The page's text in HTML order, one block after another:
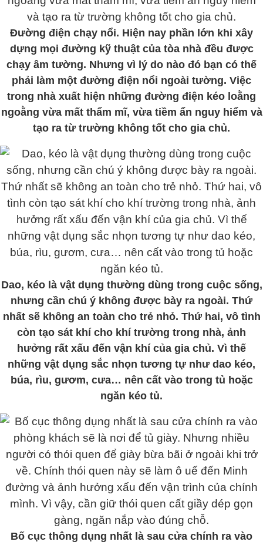
Đường điện chạy nổi. Hiện nay phần lớn khi xây
dựng mọi đường kỹ thuật của tòa nhà đều được
chạy âm tường. Nhưng vì lý do nào đó bạn có thế
phải làm một đường điện nổi ngoài tường. Việc
trong nhà xuất hiện những đường điện kéo loằng
ngoằng vừa mất thẩm mĩ, vừa tiềm ẩn nguy hiểm và
tạo ra từ trường không tốt cho gia chủ.
Dao, kéo là vật dụng thường dùng trong cuộc sống,
nhưng cần chú ý không được bày ra ngoài. Thứ
nhất sẽ không an toàn cho trẻ nhỏ. Thứ hai, vô tình
còn tạo sát khí cho khí trường trong nhà, ảnh
hưởng rất xấu đến vận khí của gia chủ. Vì thế
những vật dụng sắc nhọn tương tự như dao kéo,
búa, rìu, gươm, cưa… nên cất vào trong tủ hoặc
ngăn kéo tủ.
Bố cục thông dụng nhất là sau cửa chính ra vào